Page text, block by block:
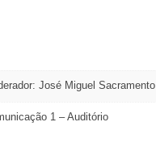
José Miguel Sacramento
1 – Auditório